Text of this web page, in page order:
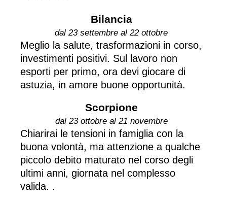
Bilancia
dal 23 settembre al 22 ottobre
Meglio la salute, trasformazioni in corso,
investimenti positivi. Sul lavoro non
esporti per primo, ora devi giocare di
astuzia, in amore buone opportunità.
Scorpione
dal 23 ottobre al 21 novembre
Chiarirai le tensioni in famiglia con la
buona volontà, ma attenzione a qualche
piccolo debito maturato nel corso degli
ultimi anni, giornata nel complesso
valida. .